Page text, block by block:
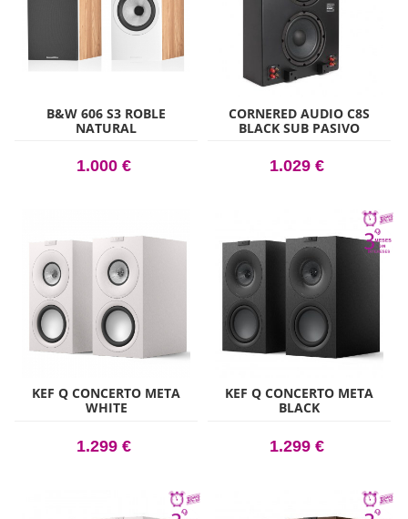
B&W 606 S3 ROBLE
NATURAL
1.000 €
CORNERED AUDIO C8S
BLACK SUB PASIVO
1.029 €
KEF Q CONCERTO META
WHITE
1.299 €
KEF Q CONCERTO META
BLACK
1.299 €